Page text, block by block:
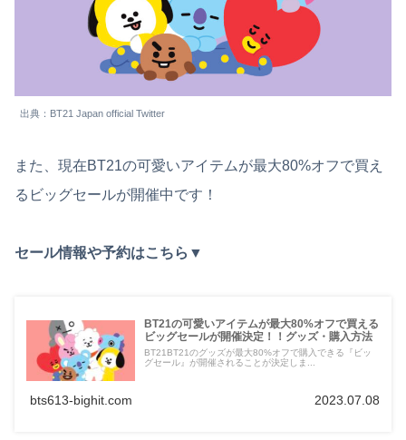
出典：BT21 Japan official Twitter
また、現在BT21の可愛いアイテムが最大80%オフで買え
るビッグセールが開催中です！
セール情報や予約はこちら▼
BT21の可愛いアイテムが最大80%オフで買える
ビッグセールが開催決定！！グッズ・購入方法
BT21BT21のグッズが最大80%オフで購入できる『ビッ
グセール』が開催されることが決定しま...
bts613-bighit.com 2023.07.08